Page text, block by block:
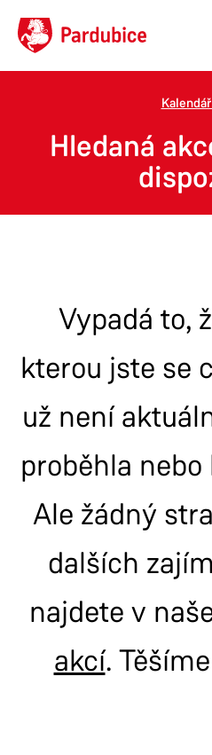
Turista
Hledaná
Vypadá to,
kterou jste se
už není
proběhla
Ale žádný
dalších
najdete v
akcí.